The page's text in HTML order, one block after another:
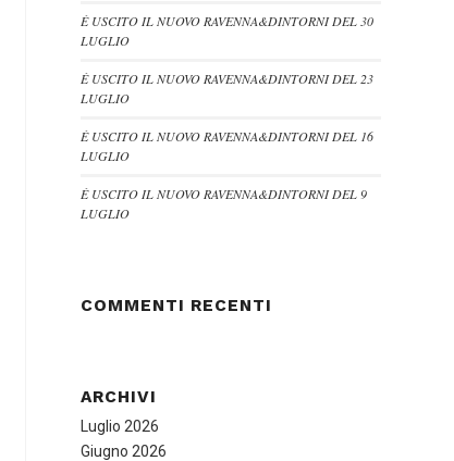
È USCITO IL NUOVO RAVENNA&DINTORNI DEL 30
LUGLIO
È USCITO IL NUOVO RAVENNA&DINTORNI DEL 23
LUGLIO
È USCITO IL NUOVO RAVENNA&DINTORNI DEL 16
LUGLIO
È USCITO IL NUOVO RAVENNA&DINTORNI DEL 9
LUGLIO
COMMENTI RECENTI
ARCHIVI
Luglio 2026
Giugno 2026